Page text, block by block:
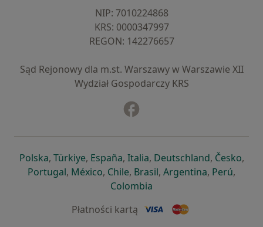
NIP: ⁠7010224868
KRS: ⁠0000347997
REGON: ⁠142276657
Sąd Rejonowy dla m.st. Warszawy w Warszawie XII
Wydział Gospodarczy KRS
Polskaotwiera się w nowej karcie
, Türkiyeotwiera się w nowej karcie
, Españaotwiera się w nowej karcie
, Italiaotwiera się w nowej
, Deutschlandotwiera się
, Česko,
Portugalotwiera się w nowej karcie
, Méxicootwiera się w nowej karcie
, Chileotwiera się w nowej karcie
, Brasilotwiera się w nowej
, Argentinaotwiera się
, Perú,
Colombia
Płatności kartą